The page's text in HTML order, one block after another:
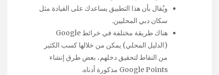
ويُقال بأن هذا التطبيق يساعدك على القيادة مثل
سكان دبي المحليين.
هناك طريقة مختلفة في خرائط Google
(الدليل المحلي) يمكن من خلالها كسب الكثير
من النقاط لتحقيق دخلهم، بعض طرق إنشاء
Google Points مذكورة أدناه.